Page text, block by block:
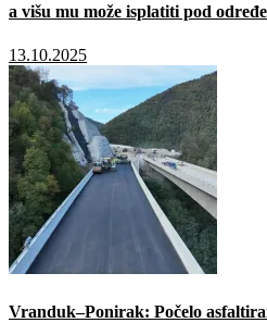
a višu mu može isplatiti pod
13.10.2025
Vranduk–Ponirak: Počelo